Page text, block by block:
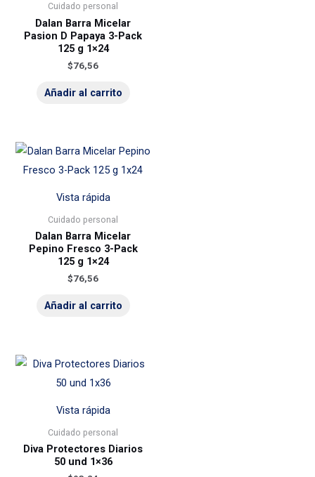
Cuidado personal
Dalan Barra Micelar
Pasion D Papaya 3-Pack
125 g 1×24
$76,56
Añadir al carrito
Vista rápida
Cuidado personal
Dalan Barra Micelar
Pepino Fresco 3-Pack
125 g 1×24
$76,56
Añadir al carrito
Vista rápida
Cuidado personal
Diva Protectores Diarios
50 und 1×36